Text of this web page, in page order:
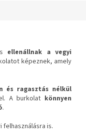
ellenállnak a vegyi
képeznek, amely
és ragasztás nélkül
A burkolat könnyen
.
felhasználásra is.